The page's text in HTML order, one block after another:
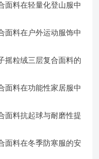
面料在轻量化登山服中
面料在户外运动服饰中
摇粒绒三层复合面料的
面料在功能性家居服中
面料抗起球与耐磨性提
面料在冬季防寒服的安